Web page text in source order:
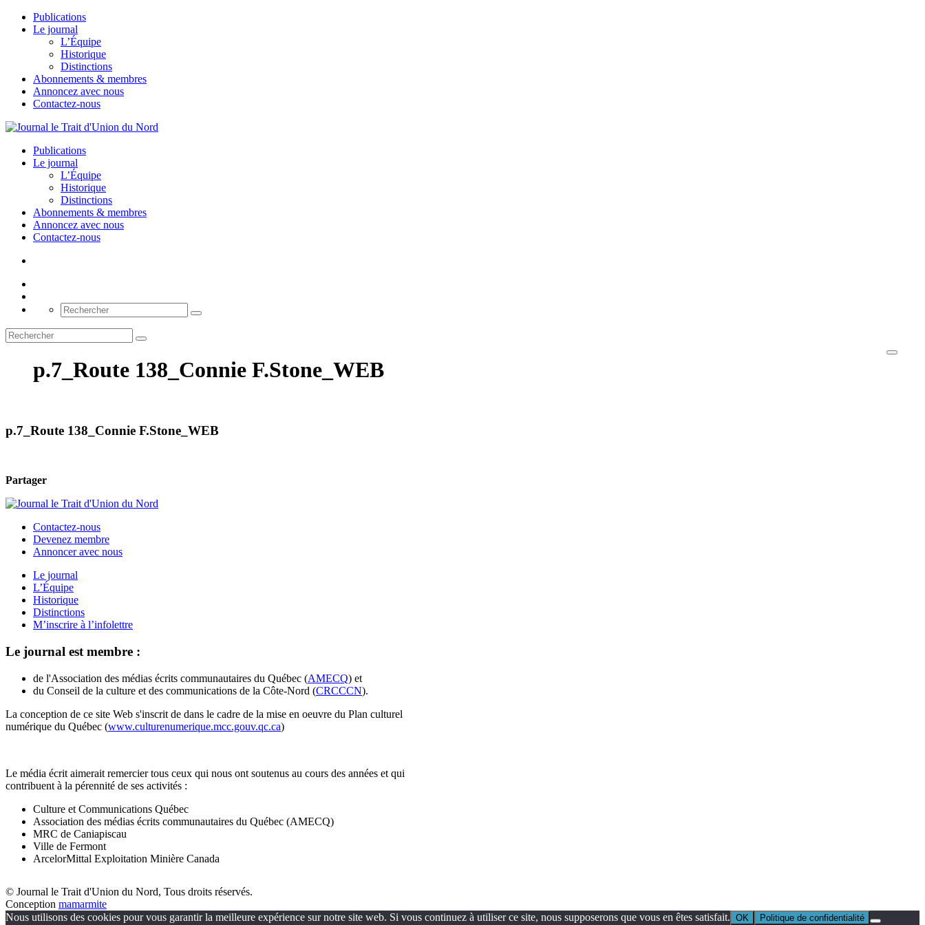
Publications
Le journal
L’Équipe
Historique
Distinctions
Abonnements & membres
Annoncez avec nous
Contactez-nous
Publications
Le journal
L’Équipe
Historique
Distinctions
Abonnements & membres
Annoncez avec nous
Contactez-nous
p.7_Route 138_Connie F.Stone_WEB
p.7_Route 138_Connie F.Stone_WEB
Partager
Contactez-nous
Devenez membre
Annoncer avec nous
Le journal
L’Équipe
Historique
Distinctions
M’inscrire à l’infolettre
Le journal est membre :
de l'Association des médias écrits communautaires du Québec (AMECQ) et
du Conseil de la culture et des communications de la Côte-Nord (CRCCCN).
La conception de ce site Web s'inscrit de dans le cadre de la mise en oeuvre du Plan culturel
numérique du Québec (www.culturenumerique.mcc.gouv.qc.ca)
Le média écrit aimerait remercier tous ceux qui nous ont soutenus au cours des années et qui
contribuent à la pérennité de ses activités :
Culture et Communications Québec
Association des médias écrits communautaires du Québec (AMECQ)
MRC de Caniapiscau
Ville de Fermont
ArcelorMittal Exploitation Minière Canada
© Journal le Trait d'Union du Nord, Tous droits réservés.
Conception mamarmite
Nous utilisons des cookies pour vous garantir la meilleure expérience sur notre site web. Si vous continuez à utiliser ce site, nous supposerons que vous en êtes satisfait. OK Politique de confidentialité